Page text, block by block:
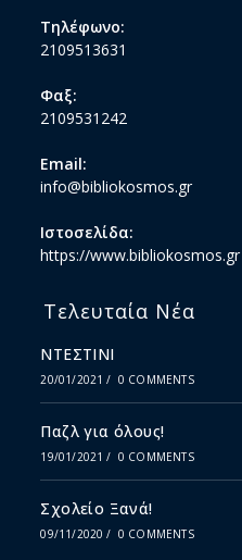
Τηλέφωνο:
2109513631
Φαξ:
2109531242
Email:
info@bibliokosmos.gr
Ιστοσελίδα:
https://www.bibliokosmos.gr
Τελευταία Νέα
ΝΤΕΣΤΙΝΙ
20/01/2021 / 0 COMMENTS
Παζλ για όλους!
19/01/2021 / 0 COMMENTS
Σχολείο Ξανά!
09/11/2020 / 0 COMMENTS